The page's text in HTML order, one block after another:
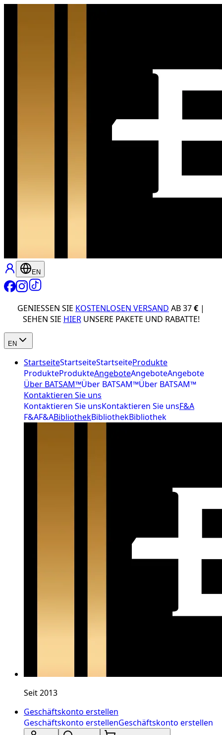
EN
GENIESSEN SIE KOSTENLOSEN VERSAND AB 37€ |
SEHEN SIE HIERUNSERE PAKETE UND RABATTE!
EN
StartseiteStartseiteStartseiteProdukte
ProdukteProdukteAngeboteAngeboteAngebote
Über BATSAM™Über BATSAM™Über BATSAM™
Kontaktieren Sie uns
Kontaktieren Sie unsKontaktieren Sie unsF&A
F&AF&ABibliothekBibliothekBibliothek
Seit 2013
Geschäftskonto erstellen
Geschäftskonto erstellenGeschäftskonto erstellen